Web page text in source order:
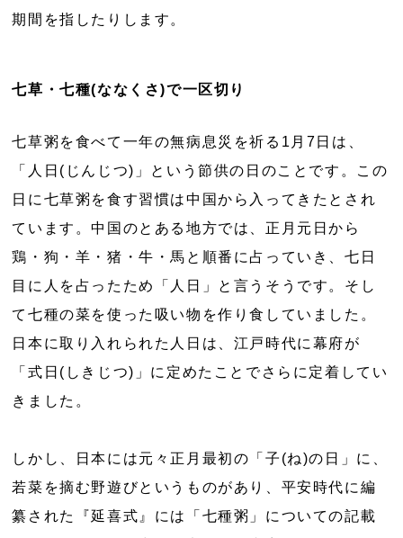
期間を指したりします。
七草・七種(ななくさ)で一区切り
七草粥を食べて一年の無病息災を祈る1月7日は、
「人日(じんじつ)」という節供の日のことです。この
日に七草粥を食す習慣は中国から入ってきたとされ
ています。中国のとある地方では、正月元日から
鶏・狗・羊・猪・牛・馬と順番に占っていき、七日
目に人を占ったため「人日」と言うそうです。そし
て七種の菜を使った吸い物を作り食していました。
日本に取り入れられた人日は、江戸時代に幕府が
「式日(しきじつ)」に定めたことでさらに定着してい
きました。
しかし、日本には元々正月最初の「子(ね)の日」に、
若菜を摘む野遊びというものがあり、平安時代に編
纂された『延喜式』には「七種粥」についての記載